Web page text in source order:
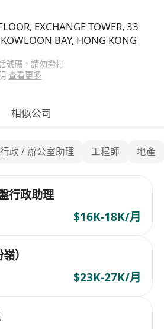
EXCHANGE TOWER, 33
BAY, HONG KONG
號碼，請勿撥打
查看更多
相似公司
行政 / 辦公室助理 工程師 地產
行政助理
$16K-18K/月
）
$23K-27K/月